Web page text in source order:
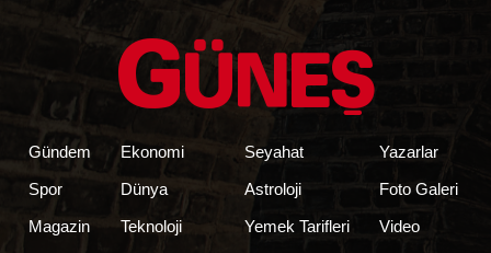
Gündem
Spor
Magazin
Ekonomi
Dünya
Teknoloji
Seyahat
Astroloji
Yemek Tarifleri
Yazarlar
Foto Galeri
Video